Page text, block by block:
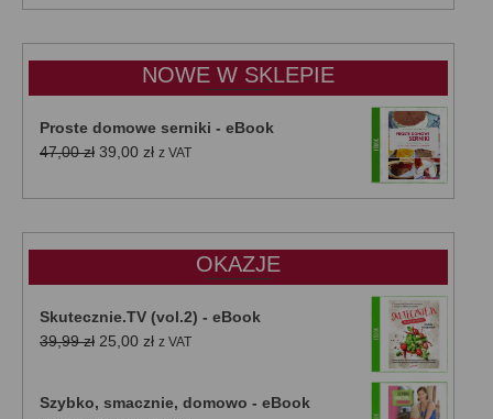
od
do
50,00 zł
NOWE W SKLEPIE
Proste domowe serniki - eBook
47,00zł Pierwotna
wynosiła:
39,00 złAktualna
wynosi:
z VAT
OKAZJE
Skutecznie.TV (vol.2) - eBook
39,99zł Pierwotna
39,99 zł.
25,00 złAktualna
25,00 zł.
z VAT
Szybko, smacznie, domowo - eBook